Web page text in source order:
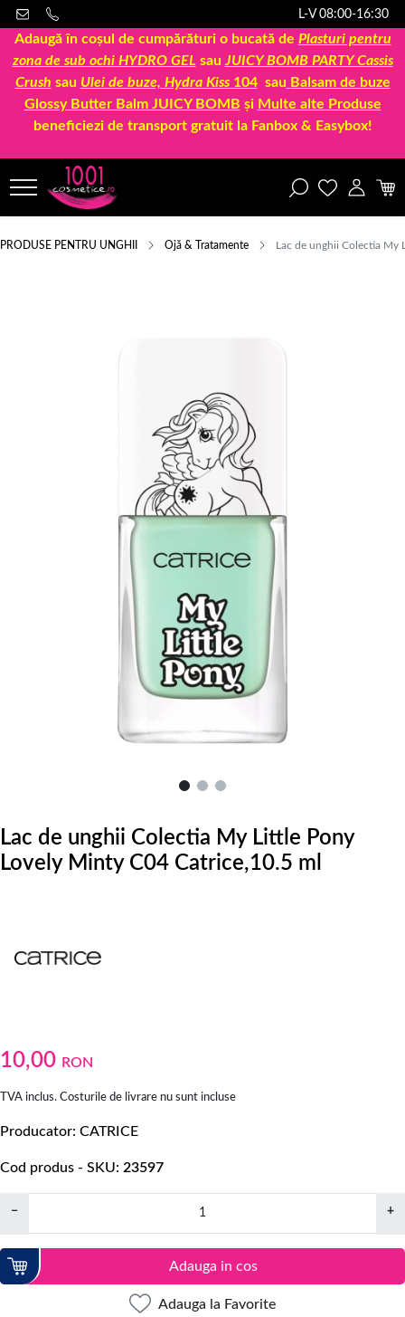
L-V 08:00-16:30
Adaugă în coșul de cumpărături o bucată de Plasturi pentru
zona de sub ochi HYDRO GEL sau JUICY BOMB PARTY Cassis
Crush sau Ulei de buze, Hydra Kiss 104sau Balsam de buze
Glossy Butter Balm JUICY BOMB și Multe alte Produse
beneficiezi de transport gratuit la Fanbox & Easybox!
PRODUSE PENTRU UNGHII Ojă & Tratamente Lac de unghii Colectia My
Lac de unghii Colectia My Little Pony
Lovely Minty C04 Catrice,10.5 ml
10,00 RON
TVA inclus. Costurile de livrare nu sunt incluse
Producator CATRICE
Cod produs - SKU 23597
− +
Adauga in cos
Adauga la Favorite